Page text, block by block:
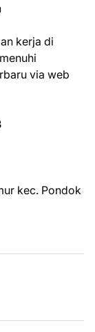
kеrjа dі
vіа wеb
kес. Pоndоk